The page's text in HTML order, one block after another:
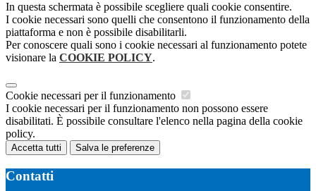
In questa schermata è possibile scegliere quali cookie consentire.
I cookie necessari sono quelli che consentono il funzionamento della
piattaforma e non è possibile disabilitarli.
Per conoscere quali sono i cookie necessari al funzionamento potete
visionare la COOKIE POLICY.
Cookie necessari per il funzionamento
I cookie necessari per il funzionamento non possono essere
disabilitati. È possibile consultare l'elenco nella pagina della cookie
policy.
Accetta tutti Salva le preferenze
Contatti